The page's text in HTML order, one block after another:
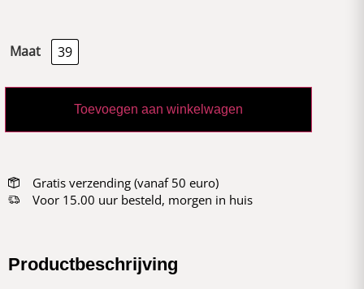
Maat 39
Toevoegen aan winkelwagen
Gratis verzending (vanaf 50 euro)
Voor 15.00 uur besteld, morgen in huis
Productbeschrijving